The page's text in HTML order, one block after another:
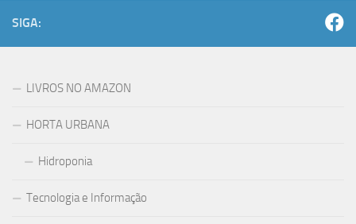
SIGA:
LIVROS NO AMAZON
HORTA URBANA
Hidroponia
Tecnologia e Informação